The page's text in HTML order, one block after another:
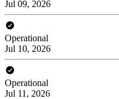
Jul 09, 2026
Operational
Jul 10, 2026
Operational
Jul 11, 2026